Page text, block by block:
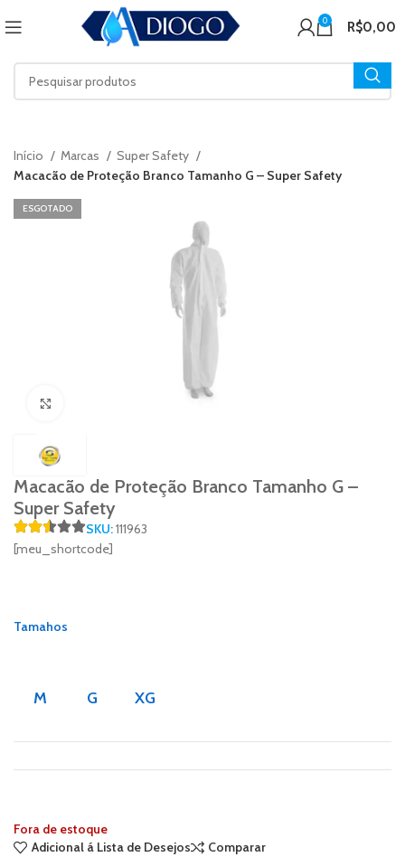
0 R$0,00
Início Marcas
Super Safety
Macacão de Proteção Branco Tamanho G – Super Safety
ESGOTADO
Macacão de Proteção Branco Tamanho G –
Super Safety
SKU:111963
[meu_shortcode]
Tamahos
M G XG
Fora de estoque
Adicional á Lista de Desejos
Comparar